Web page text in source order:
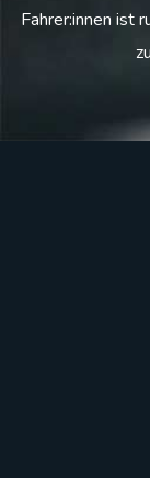
Fahrer:innen ist